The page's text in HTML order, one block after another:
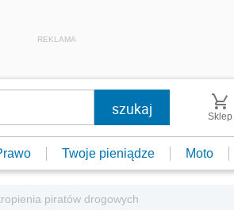
REKLAMA
Sklep
Twoje pieniądze Moto
piratów drogowych